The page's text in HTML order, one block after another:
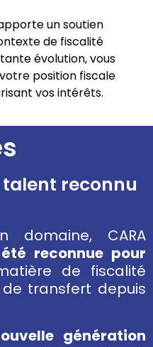
un soutien
de fiscalité
évolution, vous
position fiscale
vos intérêts.
reconnu
domaine, CARA
reconnue pour
de fiscalité
transfert depuis
génération